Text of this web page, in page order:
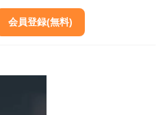
会員登録(無料)